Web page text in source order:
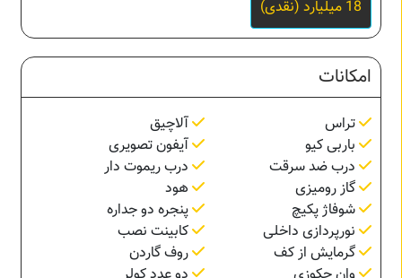
18 میلیارد (نقدی)
امکانات
تراس
آلاچیق
باربی کیو
آیفون تصویری
درب ضد سرقت
درب ریموت دار
گاز رومیزی
هود
شوفاژ پکیچ
پنجره دو جداره
نورپردازی داخلی
کابینت نصب
گرمایش از کف
روف گاردن